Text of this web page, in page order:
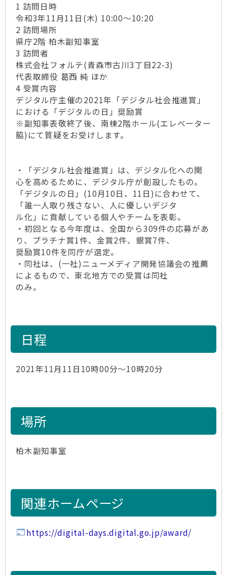
1 訪問日時
令和3年11月11日(木) 10:00～10:20
2 訪問場所
県庁2階 柏木副知事室
3 訪問者
株式会社フォルテ(青森市古川3丁目22-3)
代表取締役 葛西 純 ほか
4 受賞内容
デジタル庁主催の2021年「デジタル社会推進賞」
における「デジタルの日」奨励賞
※副知事表敬終了後、南棟2階ホール(エレベーター
脇)にて質疑をお受けします。
・「デジタル社会推進賞」は、デジタル化への関
心を高めるために、デジタル庁が創設したもの。
「デジタルの日」(10月10日、11日)に合わせて、
「誰一人取り残さない、人に優しいデジタ
ル化」に貢献している個人やチームを表彰。
・初回となる今年度は、全国から309件の応募があ
り、プラチナ賞1件、金賞2件、銀賞7件、
奨励賞10件を同庁が選定。
・同社は、(一社)ニューメディア開発協議会の推薦
によるもので、東北地方での受賞は同社
のみ。
日程
2021年11月11日10時00分～10時20分
場所
柏木副知事室
関連ホームページ
https://digital-days.digital.go.jp/award/